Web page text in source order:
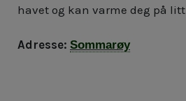
havet og kan varme deg på
Adresse: Sommarøy